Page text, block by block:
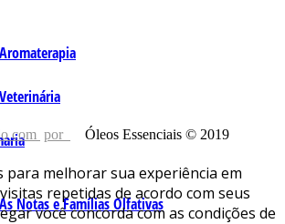
Aromaterapia
Veterinária
As Notas e Famílias Olfativas
com por Óleos Essenciais © 2019
para melhorar sua experiência em
repetidas de acordo com seus
você concorda com as condições de